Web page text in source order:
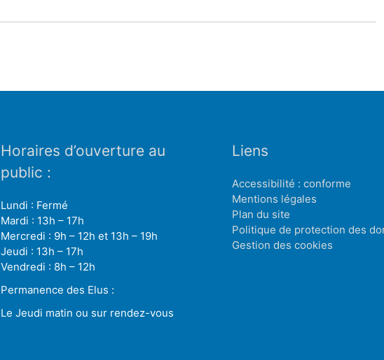
Horaires d’ouverture au
public :
Lundi : Fermé
Mardi : 13h – 17h
Mercredi : 9h – 12h et 13h – 19h
Jeudi : 13h – 17h
Vendredi : 8h – 12h
Permanence des Elus :
Le Jeudi matin ou sur rendez-vous
Liens
Accessibilité : conforme
Mentions légales
Plan du site
Politique de protection des
Gestion des cookies